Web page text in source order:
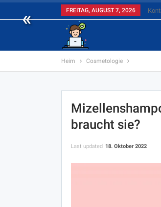
« FREITAG, AUGUST 7, 2026
Heim Cosmetologie
braucht sie?
Last updated 18. Oktober 2022